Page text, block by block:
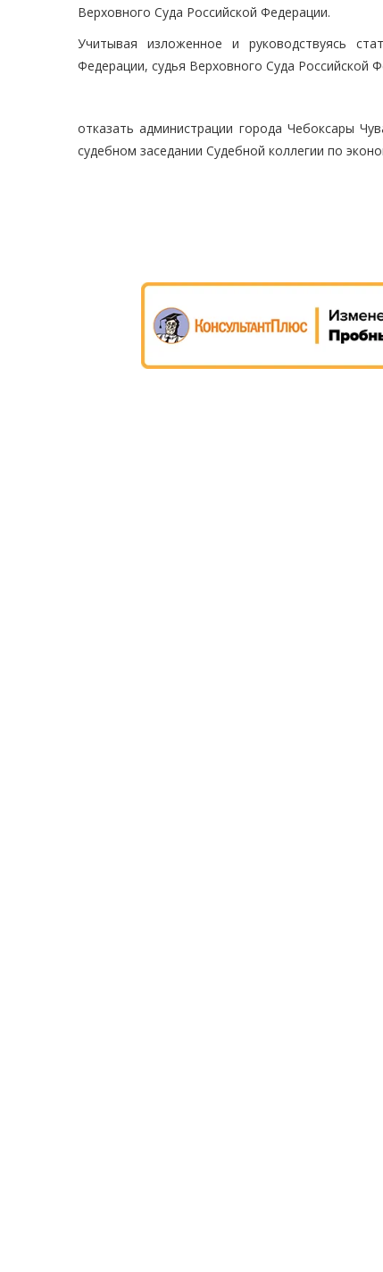
Верховного Суда Российской Федерации.
Учитывая изложенное и руководствуясь
Федерации, судья Верховного Суда Российской
отказать администрации города Чебоксары
судебном заседании Судебной коллегии по